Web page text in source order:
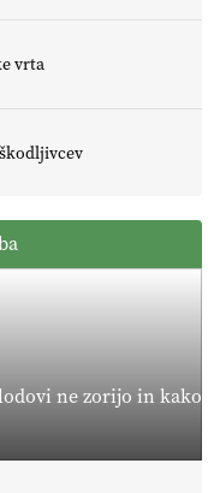
vrta
ne zorijo in kako